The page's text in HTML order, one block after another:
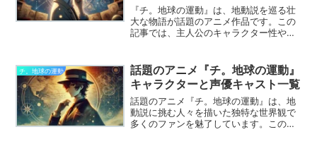
『チ。地球の運動』は、地動説を巡る壮
大な物語が話題のアニメ作品です。この
記事では、主人公のキャラクター性や、
織りなす彼の物語を、ぜひご覧くださ
い。
チ。地球の運動
話題のアニメ『チ。地球の運動』
キャラクターと声優キャスト一覧
話題のアニメ『チ。地球の運動』は、地
動説に挑む人々を描いた独特な世界観で
多くのファンを魅了しています。この記